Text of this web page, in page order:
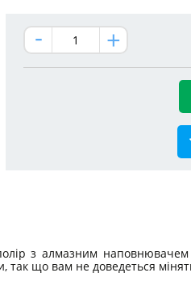
з алмазним
що вам не доведеться